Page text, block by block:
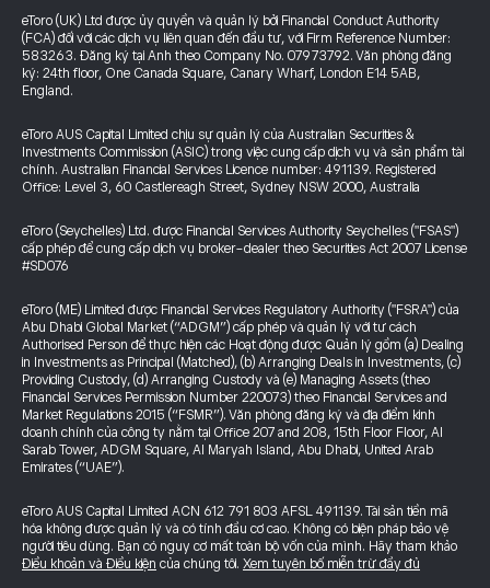
eToro (UK) Ltd được ủy quyền và quản lý bởi Financial Conduct Authority
(FCA) đối với các dịch vụ liên quan đến đầu tư, với Firm Reference Number:
583263. Đăng ký tại Anh theo Company No. 07973792. Văn phòng đăng
ký: 24th floor, One Canada Square, Canary Wharf, London E14 5AB,
England.
eToro AUS Capital Limited chịu sự quản lý của Australian Securities &
Investments Commission (ASIC) trong việc cung cấp dịch vụ và sản phẩm tài
chính. Australian Financial Services Licence number: 491139. Registered
Office: Level 3, 60 Castlereagh Street, Sydney NSW 2000, Australia
eToro (Seychelles) Ltd. được Financial Services Authority Seychelles ("FSAS")
cấp phép để cung cấp dịch vụ broker-dealer theo Securities Act 2007 License
#SD076
eToro (ME) Limited được Financial Services Regulatory Authority ("FSRA") của
Abu Dhabi Global Market (“ADGM”) cấp phép và quản lý với tư cách
Authorised Person để thực hiện các Hoạt động được Quản lý gồm (a) Dealing
in Investments as Principal (Matched), (b) Arranging Deals in Investments, (c)
Providing Custody, (d) Arranging Custody và (e) Managing Assets (theo
Financial Services Permission Number 220073) theo Financial Services and
Market Regulations 2015 (“FSMR”). Văn phòng đăng ký và địa điểm kinh
doanh chính của công ty nằm tại Office 207 and 208, 15th Floor Floor, Al
Sarab Tower, ADGM Square, Al Maryah Island, Abu Dhabi, United Arab
Emirates (“UAE”).
eToro AUS Capital Limited ACN 612 791 803 AFSL 491139. Tài sản tiền mã
hóa không được quản lý và có tính đầu cơ cao. Không có biện pháp bảo vệ
người tiêu dùng. Bạn có nguy cơ mất toàn bộ vốn của mình. Hãy tham khảo
Điều khoản và Điều kiện của chúng tôi. Xem tuyên bố miễn trừ đầy đủ